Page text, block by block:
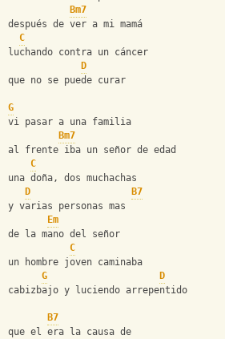
Bm7
después de ver a mi mamá
C
luchando contra un cáncer
D
que no se puede curar
G
vi pasar a una familia
Bm7
al frente iba un señor de edad
C
una doña, dos muchachas
D
B7
y varias personas mas
Em
de la mano del señor
C
un hombre joven caminaba
G
D
cabizbajo y luciendo arrepentido
B7
que el era la causa de